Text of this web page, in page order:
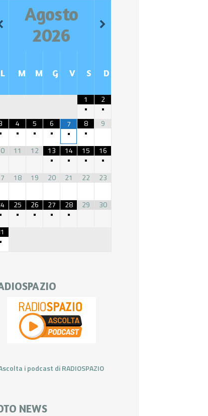
Agosto
2026
L M M G V S D
1
•
2
•
•
4
•
5
•
6
•
7
•
8
•
9
11 12
13
•
14
•
15
•
16
•
18 19 20 21 22 23
•
25
•
26
•
27
•
28
•
29 30
•
i podcast di RADIOSPAZIO
NEWS